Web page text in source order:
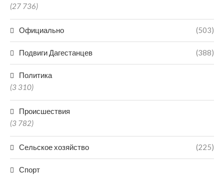
(27 736)
Официально (503)
Подвиги Дагестанцев (388)
Политика
(3 310)
Происшествия
(3 782)
Сельское хозяйство (225)
Спорт